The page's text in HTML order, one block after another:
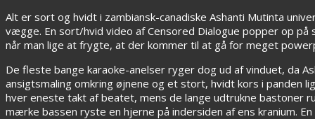
Alt er sort og hvidt i zambiansk-canadiske Ashanti Mutinta
vægge. En sort/hvid video af Censored Dialogue popper op
når man lige at frygte, at der kommer til at gå for meget
De fleste bange karaoke-anelser ryger dog ud af vinduet, da
ansigtsmaling omkring øjnene og et stort, hvidt kors i panden
hver eneste takt af beatet, mens de lange udtrukne bastoner
mærke bassen ryste en hjerne på indersiden af ens kranium.